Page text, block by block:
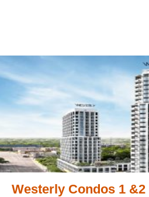
Westerly Condos 1 &2